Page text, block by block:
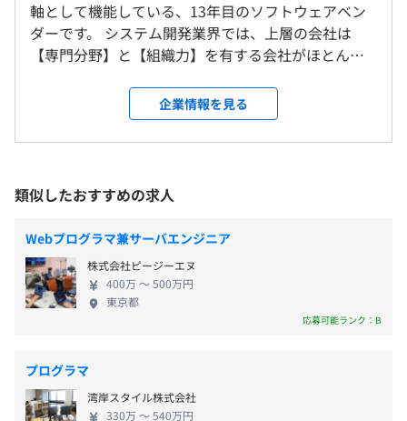
NDAがあるからすげーびみょーな質問なんですが.....。
用することになるであろう巨大な新サービスの根幹をなす
え、新規のサービス開発なので、そこでは最新技術を使用
します。レガシーシステムが無いんだから当たり前だね。
はたまた、有名な『あのサービス』とか『あのサービス』
そんなTech系メガベンチャーのサービスの開発に企画か
分の運用/拡張であるとか。
比較的小規模なサービス運営企業様向けであれば、自分達
要があります。
就業場所の変更範囲
秋葉原本社、入社時研修の外部研修施設（浅草橋・馬喰
町）、自宅（リモートワーク時）、クライアント先
＜変更範囲＞
性あり（希望者のみ） ※現時点で出店の計画なし。
受動喫煙防止措置に関する事項
・従業員に対する受動喫煙対策：あり
対策内容：敷地内禁煙（屋外に喫煙場所あり）
「末広町駅」より徒歩3分
10：00～19：00
休憩時間：休憩60分 ※昼食時間は業務の都合により各々
の自主性に任せています
平均残業時間：平均10時間／月
・完全週休2日制（土日）
・有給休暇（入社半年後に10日間）
・夏季休暇
・年末年始休暇
・慶弔休暇
・残業代
軸として機能している、13年目のソフトウェアベン
ダーです。 システム開発業界では、上層の会社は
【専門分野】と【組織力】を有する会社がほとんど
ネコン役の大手SIerは別として、サブコンに当たるセ
カンダリーベンダー各社にはほとんどこの条件が当
てはまります。 ※専門分野は、≪金融≫などの業務
域のシステムを安価に作る方法を有するなど、様々
なモノがあります。 BAMVは2013設立と、業界では
だいぶ後発の会社となりますので、先行者とは被ら
ないポジショニングを取る必要がありました。そこ
でえらんだものが『アジャイル』と『新技術への積
極性』だったと言う事になります。 差別化軸は無事
に機能し、現在では大手SIer直接の取引や、エンド直
メリット】 先行の会社がやらなかった理由はこの
辺。 ・小規模～中規模くらいのPJになる為、ロース
キルがバコバコ入らない。 ・ゆえに外注さん（BP）
企業情報を見る
類似したおすすめの求人
Webプログラマ兼サーバエンジニア
株式会社ピージーエヌ
400万 〜 500万円
東京都
応募可能ランク：B
プログラマ
湾岸スタイル株式会社
330万 〜 540万円